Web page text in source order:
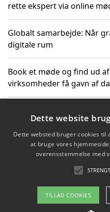
rette ekspert via online
Globalt samarbejde: Når
digitale rum
Book et møde og find ud
virksomheder få gavn af
får du indgår et
Hold et møde med en
mest professionelle til at
Copyright
Dette website
Dette websted bruger cookies til
at bruge vores
overensstemmelse med
TILLAD COOKIES